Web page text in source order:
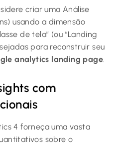
criar uma Análise
usando a dimensão
de tela” (ou “Landing
para reconstruir seu
analytics landing page.
com
4 forneça uma vasta
sobre o